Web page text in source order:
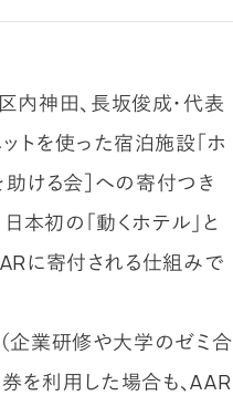
神田、長坂俊成・代表
トを使った宿泊施設「ホ
ける会］への寄付つき
本初の「動くホテル」と
に寄付される仕組みで
（企業研修や大学のゼミ合
を利用した場合も、AAR